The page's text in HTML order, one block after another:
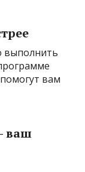
выполнить
вам
ваш